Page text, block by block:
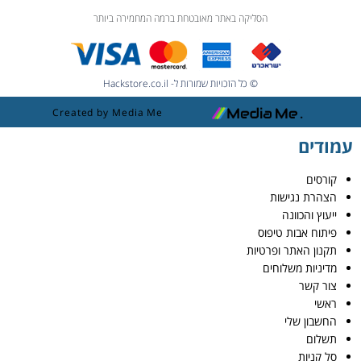
הסליקה באתר מאובטחת ברמה המחמירה ביותר
© כל הזכויות שמורות ל- Hackstore.co.il
Created by Media Me
עמודים
קורסים
הצהרת נגישות
ייעוץ והכוונה
פיתוח אבות טיפוס
תקנון האתר ופרטיות
מדיניות משלוחים
צור קשר
ראשי
החשבון שלי
תשלום
סל קניות